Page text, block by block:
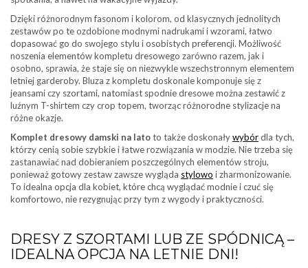
Dzięki różnorodnym fasonom i kolorom, od klasycznych jednolitych
zestawów po te ozdobione modnymi nadrukami i wzorami, łatwo
dopasować go do swojego stylu i osobistych preferencji. Możliwość
noszenia elementów kompletu dresowego zarówno razem, jak i
osobno, sprawia, że staje się on niezwykle wszechstronnym elementem
letniej garderoby. Bluza z kompletu doskonale komponuje się z
jeansami czy szortami, natomiast spodnie dresowe można zestawić z
luźnym T-shirtem czy crop topem, tworząc różnorodne stylizacje na
różne okazje.
Komplet dresowy damski na latoto także doskonaływybórdla tych,
którzy cenią sobie szybkie i łatwe rozwiązania w modzie. Nie trzeba się
zastanawiać nad dobieraniem poszczególnych elementów stroju,
ponieważ gotowy zestaw zawsze wygląda stylowo i zharmonizowanie.
To idealna opcja dla kobiet, które chcą wyglądać modnie i czuć się
komfortowo, nie rezygnując przy tym z wygody i praktyczności.
DRESY Z SZORTAMI LUB ZE SPÓDNICĄ –
IDEALNA OPCJA NA LETNIE DNI!